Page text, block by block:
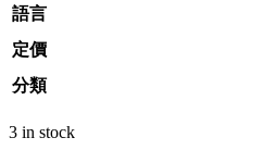
語言
定價
分類
3 in stock